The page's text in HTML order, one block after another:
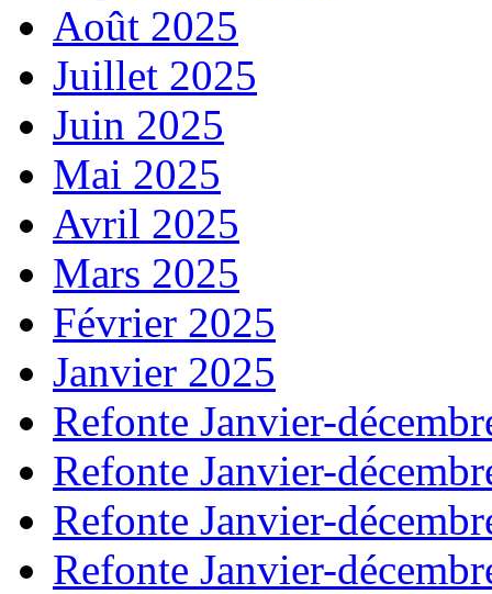
Août 2025
Juillet 2025
Juin 2025
Mai 2025
Avril 2025
Mars 2025
Février 2025
Janvier 2025
Refonte Janvier-
Refonte Janvier-
Refonte Janvier-
Refonte Janvier-